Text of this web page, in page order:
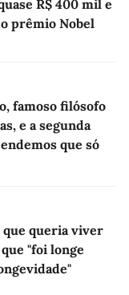
R$ 400 mil e
prêmio Nobel
famoso filósofo
e a segunda
que só
que queria viver
"foi longe